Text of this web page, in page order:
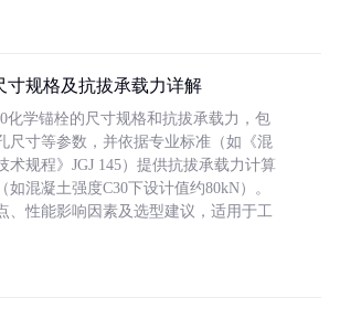
寸规格及抗拔承载力详解
化学锚栓的尺寸规格和抗拔承载力，包
尺寸等参数，并依据专业标准（如《混
术规程》JGJ 145）提供抗拔承载力计算
如混凝土强度C30下设计值约80kN）。
、性能影响因素及选型建议，适用于工